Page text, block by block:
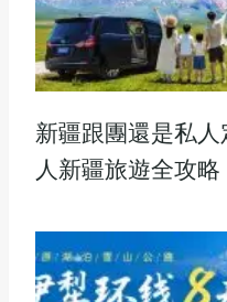
新疆跟團還是私
人新疆旅遊全攻略